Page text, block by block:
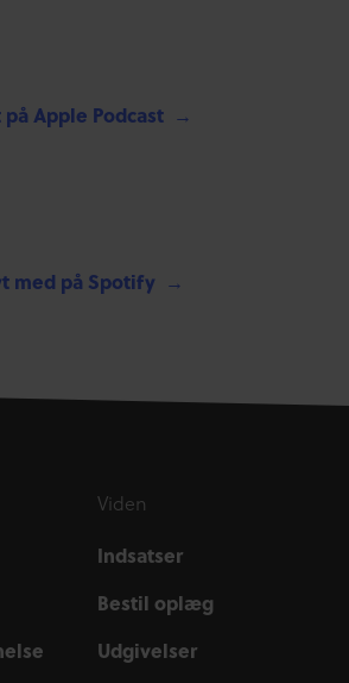
på Apple Podcast
med på Spotify
Viden
Indsatser
Bestil oplæg
Udgivelser